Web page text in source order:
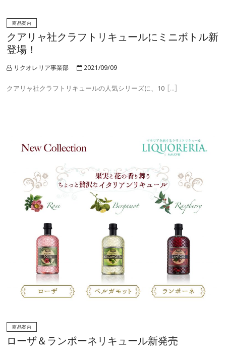
商品案内
クアリャ社クラフトリキュールにミニボトル新
登場！
リクオレリア事業部 2021/09/09
クアリャ社クラフトリキュールの人気シリーズに、10
商品案内
ローザ＆ランポーネリキュール新発売